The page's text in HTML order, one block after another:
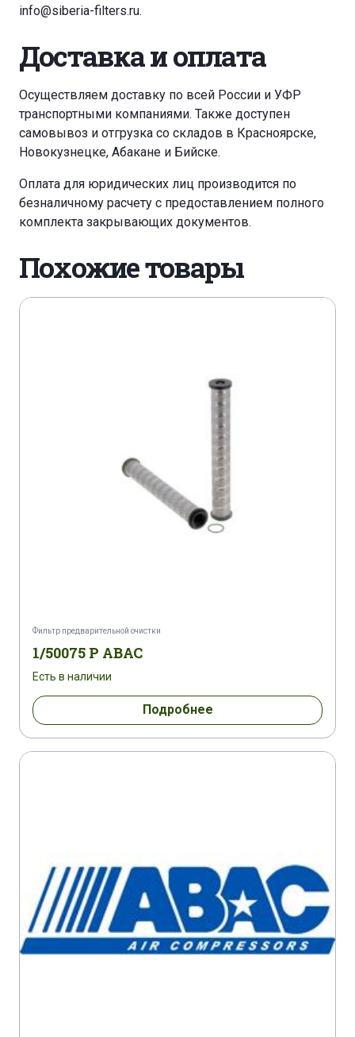
info@siberia-filters.ru.
Доставка и оплата
Осуществляем доставку по всей России и УФР
транспортными компаниями. Также доступен
самовывоз и отгрузка со складов в Красноярске,
Новокузнецке, Абакане и Бийске.
Оплата для юридических лиц производится по
безналичному расчету с предоставлением полного
комплекта закрывающих документов.
Похожие товары
Фильтр предварительной очистки
1/50075 P ABAC
Есть в наличии
Подробнее